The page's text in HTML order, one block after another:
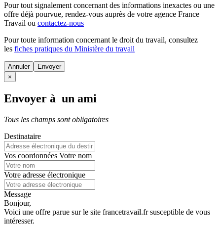
Pour tout signalement concernant des informations inexactes ou une
offre déjà pourvue, rendez-vous auprès de votre agence France
Travail ou contactez-nous
Pour toute information concernant le droit du travail, consultez
les fiches pratiques du Ministère du travail
Annuler
×
Envoyer à un ami
Tous les champs sont obligatoires
Destinataire
Vos coordonnées Votre nom
Votre adresse électronique
Message
Bonjour,
Voici une offre parue sur le site francetravail.fr susceptible de vous
intéresser.